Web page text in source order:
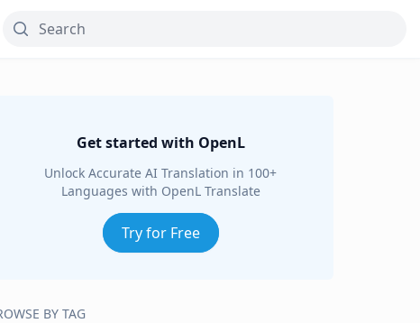
Get started with OpenL
Unlock Accurate AI Translation in 100+
Languages with OpenL Translate
Try for Free
BY TAG